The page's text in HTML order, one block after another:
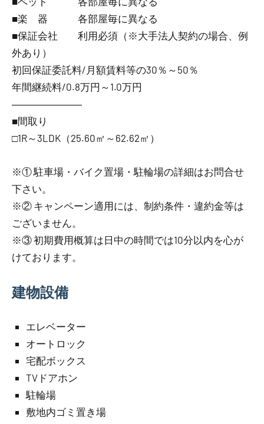
■楽 器 各部屋毎に異なる
■保証会社 利用必須（※大手法人契約の場合、例
外あり）
初回保証委託料/月額賃料等の30％～50％
年間継続料/0.8万円～1.0万円
―――――――
■間取り
□1R～3LDK（25.60㎡～62.62㎡）
※① 駐車場・バイク置場・駐輪場の詳細はお問合せ
下さい。
※② キャンペーン適用には、制約条件・違約金等は
ございません。
※③ 初期費用概算は日中の時間では10分以内を心が
けております。
建物設備
エレベーター
オートロック
宅配ボックス
TVドアホン
駐輪場
敷地内ゴミ置き場